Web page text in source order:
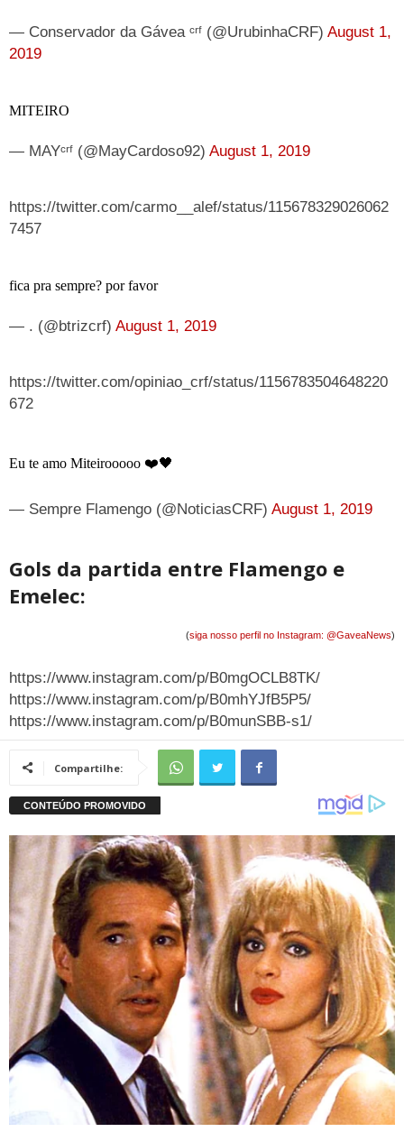
— Conservador da Gávea ᶜʳᶠ (@UrubinhaCRF) August 1,
2019
MITEIRO
— MAYᶜʳᶠ (@MayCardoso92) August 1, 2019
https://twitter.com/carmo__alef/status/115678329026062
7457
fica pra sempre? por favor
— . (@btrizcrf) August 1, 2019
https://twitter.com/opiniao_crf/status/1156783504648220
672
Eu te amo Miteirooooo ❤️🖤
— Sempre Flamengo (@NoticiasCRF) August 1, 2019
Gols da partida entre Flamengo e
Emelec:
(siga nosso perfil no Instagram: @GaveaNews)
https://www.instagram.com/p/B0mgOCLB8TK/
https://www.instagram.com/p/B0mhYJfB5P5/
https://www.instagram.com/p/B0munSBB-s1/
Compartilhe: